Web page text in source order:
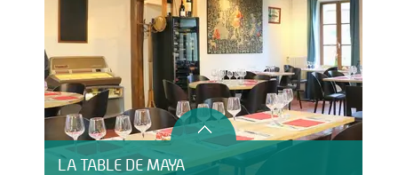
LA TABLE DE MAYA